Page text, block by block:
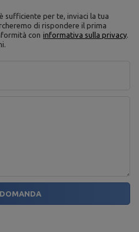
sufficiente per te, inviaci la tua
di rispondere il prima
con informativa sulla privacy.